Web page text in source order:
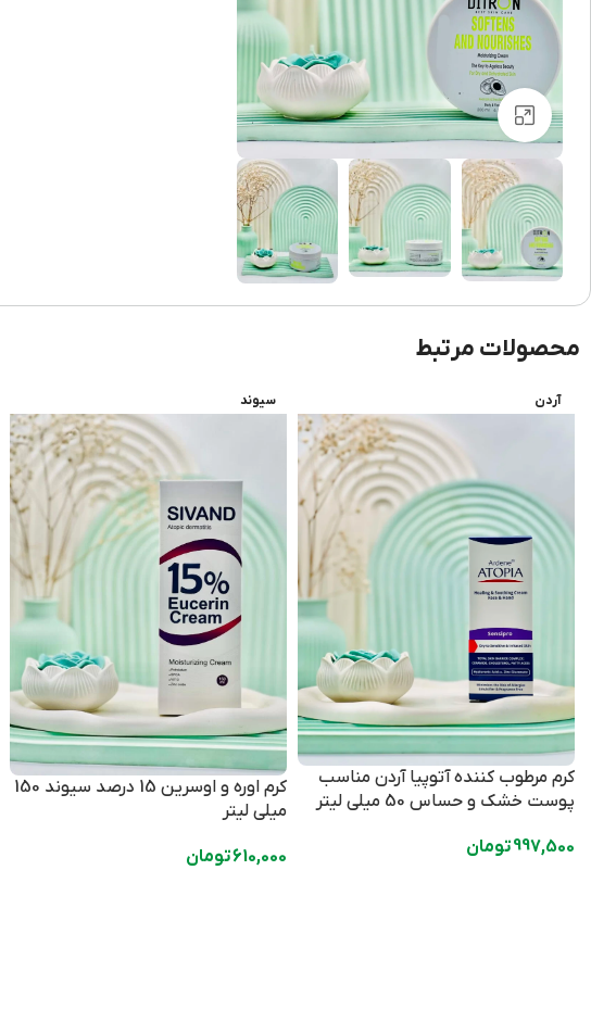
برای بزرگنمایی کلیک کنید
محصولات مرتبط
آردن
کرم مرطوب کننده آتوپیا آردن مناسب
پوست خشک و حساس 50 میلی لیتر
997,500تومان
سیوند
کرم اوره و اوسرین 15 درصد سیوند 150
میلی لیتر
610,000تومان